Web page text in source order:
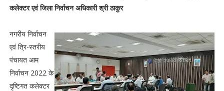
कलेक्टर एवं जिला निर्वाचन अधिकारी श्री ठाकुर
नगरीय निर्वाचन
एवं त्रि-स्तरीय
पंचायत आम
निर्वाचन 2022 के
दृष्टिगत कलेक्टर